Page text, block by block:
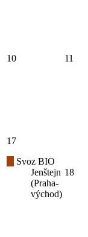
10 11
17
Svoz BIO
Jenštejn
(Praha-
východ)
18